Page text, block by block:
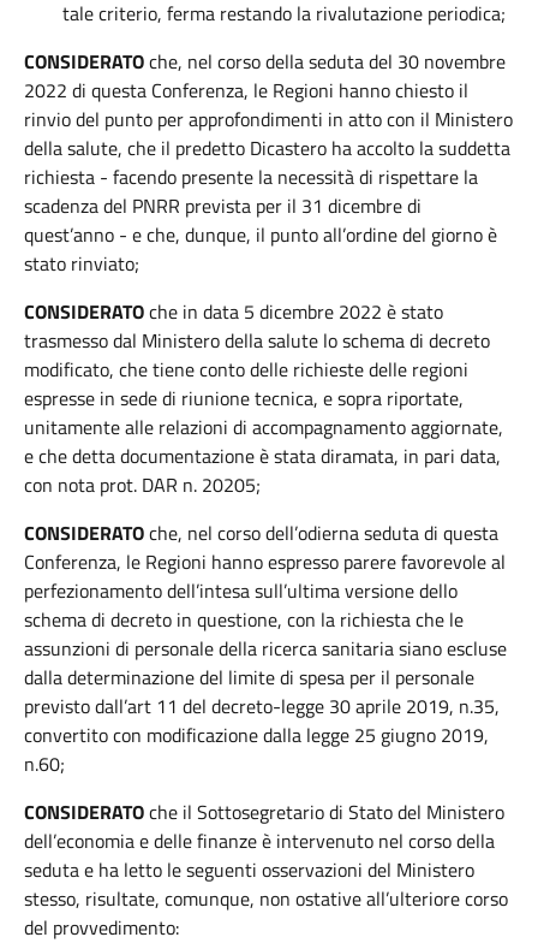
tale criterio, ferma restando la rivalutazione periodica;
CONSIDERATOche, nel corso della seduta del 30 novembre
2022 di questa Conferenza, le Regioni hanno chiesto il
rinvio del punto per approfondimenti in atto con il Ministero
della salute, che il predetto Dicastero ha accolto la suddetta
richiesta - facendo presente la necessità di rispettare la
scadenza del PNRR prevista per il 31 dicembre di
quest’anno - e che, dunque, il punto all’ordine del giorno è
stato rinviato;
CONSIDERATOche in data 5 dicembre 2022 è stato
trasmesso dal Ministero della salute lo schema di decreto
modificato, che tiene conto delle richieste delle regioni
espresse in sede di riunione tecnica, e sopra riportate,
unitamente alle relazioni di accompagnamento aggiornate,
e che detta documentazione è stata diramata, in pari data,
con nota prot. DAR n. 20205;
CONSIDERATOche, nel corso dell’odierna seduta di questa
Conferenza, le Regioni hanno espresso parere favorevole al
perfezionamento dell’intesa sull’ultima versione dello
schema di decreto in questione, con la richiesta che le
assunzioni di personale della ricerca sanitaria siano escluse
dalla determinazione del limite di spesa per il personale
previsto dall’art 11 del decreto-legge 30 aprile 2019, n.35,
convertito con modificazione dalla legge 25 giugno 2019,
n.60;
CONSIDERATOche il Sottosegretario di Stato del Ministero
dell’economia e delle finanze è intervenuto nel corso della
seduta e ha letto le seguenti osservazioni del Ministero
stesso, risultate, comunque, non ostative all’ulteriore corso
del provvedimento: